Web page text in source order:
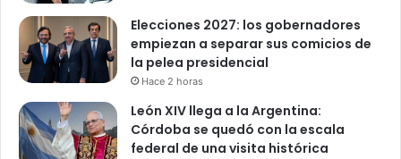
Elecciones 2027: los gobernadores
empiezan a separar sus comicios de
la pelea presidencial
Hace 2 horas
León XIV llega a la Argentina:
Córdoba se quedó con la escala
federal de una visita histórica